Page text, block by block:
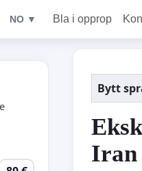
NO ▼ Bla i opprop
Bytt
Iran